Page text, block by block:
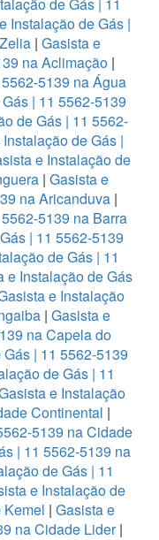
de Gás | 11
Instalação de Gás |
| Gasista e
na Aclimação |
5139 na Água
| 11 5562-5139
de Gás | 11 5562-
de Gás |
e Instalação de
| Gasista e
na Aricanduva |
5139 na Barra
| 11 5562-5139
de Gás | 11
e Instalação de Gás
e Instalação
| Gasista e
na Capela do
| 11 5562-5139
de Gás | 11
e Instalação
Continental |
5139 na Cidade
| 11 5562-5139 na
de Gás | 11
e Instalação de
Kemel | Gasista e
na Cidade Lider|